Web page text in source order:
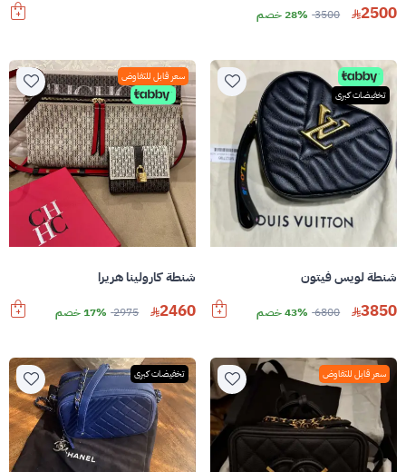
2500
3500 28% خصم
تخفيضات كبرى
شنطة لويس فيتون
3850
6800 43% خصم
سعر قابل للتفاوض
شنطة كارولينا هريرا
2460
2975 17% خصم
سعر قابل للتفاوض تخفيضات كبرى